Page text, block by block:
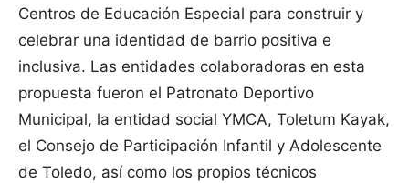
Centros de Educación Especial para construir y
celebrar una identidad de barrio positiva e
inclusiva. Las entidades colaboradoras en esta
propuesta fueron el Patronato Deportivo
Municipal, la entidad social YMCA, Toletum Kayak,
el Consejo de Participación Infantil y Adolescente
de Toledo, así como los propios técnicos